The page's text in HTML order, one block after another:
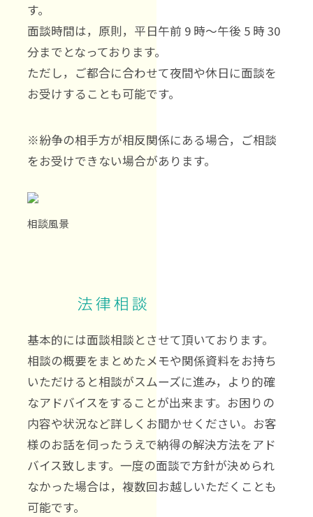
す。
面談時間は，原則，平日午前 9 時～午後 5 時 30
分までとなっております。
ただし，ご都合に合わせて夜間や休日に面談を
お受けすることも可能です。
※紛争の相手方が相反関係にある場合，ご相談
をお受けできない場合があります。
相談風景
法律相談
基本的には面談相談とさせて頂いております。
相談の概要をまとめたメモや関係資料をお持ち
いただけると相談がスムーズに進み，より的確
なアドバイスをすることが出来ます。お困りの
内容や状況など詳しくお聞かせください。お客
様のお話を伺ったうえで納得の解決方法をアド
バイス致します。一度の面談で方針が決められ
なかった場合は，複数回お越しいただくことも
可能です。